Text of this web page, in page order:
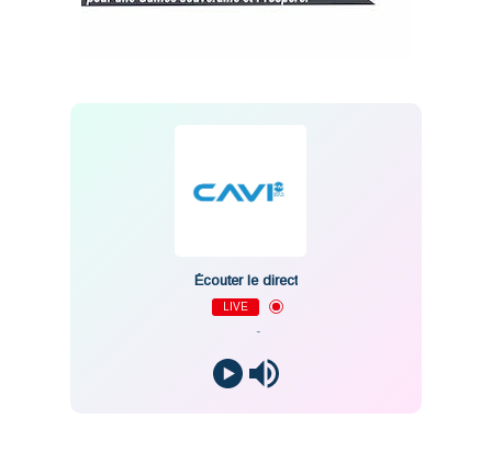
Écouter le direct
LIVE